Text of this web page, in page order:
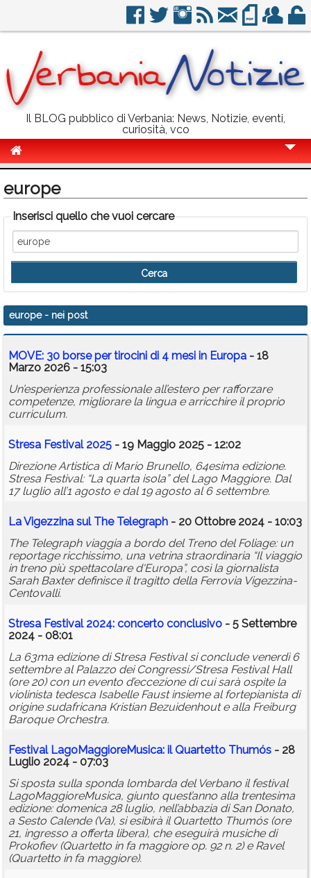
Il BLOG pubblico di Verbania: News, Notizie, eventi,
curiosità, vco
Politica
Sport
Eventi
Info Utili
Rubriche
Calendario
Annunci
europe
Inserisci quello che vuoi cercare
europe- nei post
MOVE: 30 borse per tirocini di 4 mesi in Europa - 18
Marzo 2026 - 15:03
Un’esperienza professionale all’estero per rafforzare
competenze, migliorare la lingua e arricchire il proprio
curriculum.
Stresa Festival 2025 - 19 Maggio 2025 - 12:02
Direzione Artistica di Mario Brunello, 64esima edizione.
Stresa Festival: “La quarta isola” del Lago Maggiore. Dal
17 luglio all’1 agosto e dal 19 agosto al 6 settembre.
La Vigezzina sul The Telegraph - 20 Ottobre 2024 - 10:03
The Telegraph viaggia a bordo del Treno del Foliage: un
reportage ricchissimo, una vetrina straordinaria “Il viaggio
in treno più spettacolare d'Europa”, così la giornalista
Sarah Baxter definisce il tragitto della Ferrovia Vigezzina-
Centovalli.
Stresa Festival 2024: concerto conclusivo - 5 Settembre
2024 - 08:01
La 63ma edizione di Stresa Festival si conclude venerdì 6
settembre al Palazzo dei Congressi/Stresa Festival Hall
(ore 20) con un evento d’eccezione di cui sarà ospite la
violinista tedesca Isabelle Faust insieme al fortepianista di
origine sudafricana Kristian Bezuidenhout e alla Freiburg
Baroque Orchestra.
Festival LagoMaggioreMusica: il Quartetto Thumós - 28
Luglio 2024 - 07:03
Si sposta sulla sponda lombarda del Verbano il festival
LagoMaggioreMusica, giunto quest’anno alla trentesima
edizione: domenica 28 luglio, nell’abbazia di San Donato,
a Sesto Calende (Va), si esibirà il Quartetto Thumós (ore
21, ingresso a offerta libera), che eseguirà musiche di
Prokofiev (Quartetto in fa maggiore op. 92 n. 2) e Ravel
(Quartetto in fa maggiore).